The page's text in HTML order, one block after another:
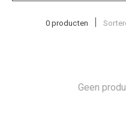
0 producten
Geen